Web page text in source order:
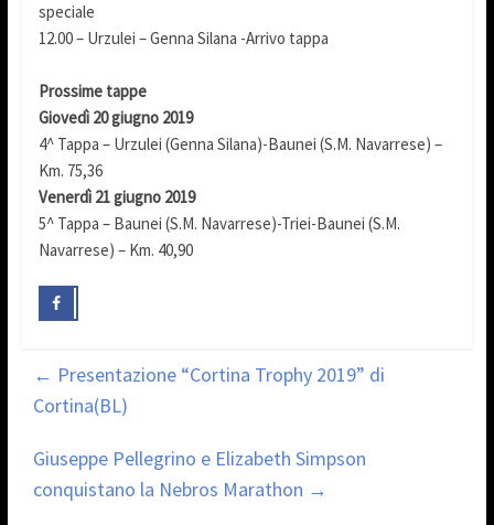
speciale
12.00 – Urzulei – Genna Silana -Arrivo tappa
Prossime tappe
Giovedì 20 giugno 2019
4^ Tappa – Urzulei (Genna Silana)-Baunei (S.M. Navarrese) –
Km. 75,36
Venerdì 21 giugno 2019
5^ Tappa – Baunei (S.M. Navarrese)-Triei-Baunei (S.M.
Navarrese) – Km. 40,90
← Presentazione “Cortina Trophy 2019” di
Cortina(BL)
Giuseppe Pellegrino e Elizabeth Simpson
conquistano la Nebros Marathon →